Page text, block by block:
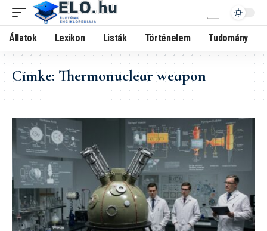
Állatok Lexikon Listák Történelem Tudomány
Címke:Thermonuclear weapon